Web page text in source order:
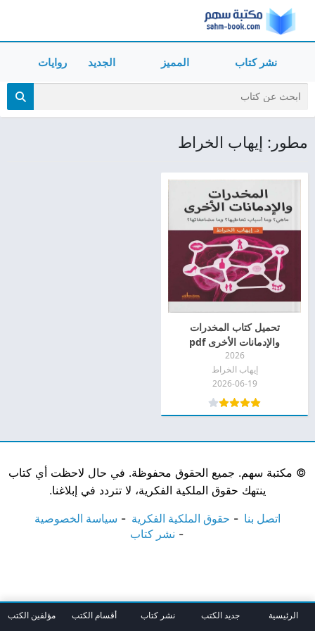
نشر كتاب المميز الجديد روايات
مطور: إيهاب الخراط
تحميل كتاب المخدرات
والإدمانات الأخرى pdf
2026
إيهاب الخراط
2026-06-19
© مكتبة سهم. جميع الحقوق محفوظة. في حال لاحظت أي كتاب
ينتهك حقوق الملكية الفكرية، لا تتردد في إبلاغنا.
اتصل بنا حقوق الملكية الفكرية
سياسة الخصوصية
نشر كتاب
الرئيسية جديد الكتب نشر كتاب أقسام الكتب مؤلفين الكتب